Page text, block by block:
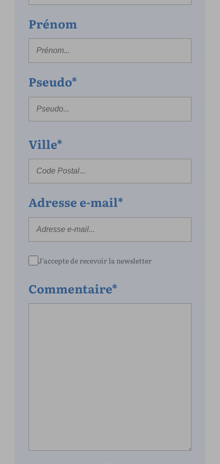
Prénom
Pseudo*
Ville*
Adresse e-mail*
J'accepte de recevoir la newsletter
Commentaire*